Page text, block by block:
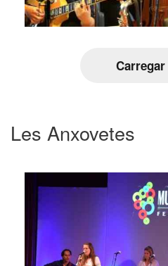
Les Anxovetes